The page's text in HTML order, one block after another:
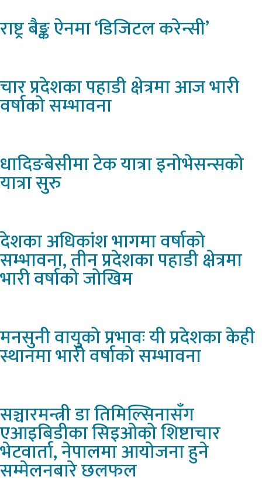
राष्ट्रबैङ्क ऐनमा ‘डिजिटल करेन्सी’
चारप्रदेशका पहाडी क्षेत्रमा आज भारी
वर्षाको सम्भावना
धादिङबेसीमाटेक यात्रा इनोभेसन्सको
यात्रा सुरु
देशकाअधिकांश भागमा वर्षाको
सम्भावना, तीन प्रदेशका पहाडी क्षेत्रमा
भारी वर्षाको जोखिम
मनसुनीवायुको प्रभावः यी प्रदेशका केही
स्थानमा भारी वर्षाको सम्भावना
सञ्चारमन्त्रीडा तिमिल्सिनासँग
एआइबिडीका सिइओको शिष्टाचार
भेटवार्ता, नेपालमा आयोजना हुने
सम्मेलनबारे छलफल